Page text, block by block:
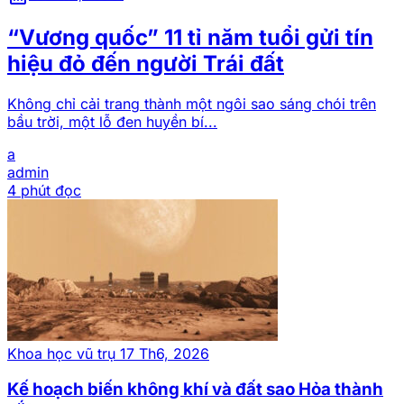
“Vương quốc” 11 tỉ năm tuổi gửi tín
hiệu đỏ đến người Trái đất
Không chỉ cải trang thành một ngôi sao sáng chói trên
bầu trời, một lỗ đen huyền bí...
a
admin
4 phút đọc
Khoa học vũ trụ 17 Th6, 2026
Kế hoạch biến không khí và đất sao Hỏa thành